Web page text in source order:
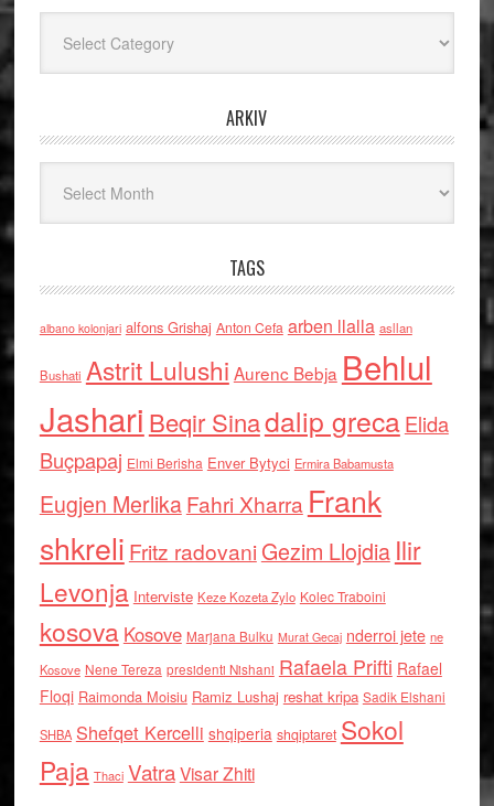
ARKIV
TAGS
albano kolonjari alfons Grishaj Anton Cefa arben llalla asllan
Bushati Astrit Lulushi Aurenc Bebja Behlul
Jashari Beqir Sinadalip grecaElida
Buçpapaj Elmi Berisha Enver Bytyci Ermira Babamusta
Eugjen MerlikaFahri Xharra Frank
shkreli Fritz radovaniGezim Llojdia Ilir
Levonja Interviste Keze Kozeta Zylo Kolec Traboini
kosova Kosove Marjana Bulku Murat Gecaj nderroi jete ne
Kosove Nene Tereza presidenti Nishani Rafaela Prifti Rafael
Floqi Raimonda Moisiu Ramiz Lushaj reshat kripa Sadik Elshani
SHBA Shefqet Kercelli shqiperia shqiptaret Sokol
Paja Thaci VatraVisar Zhiti